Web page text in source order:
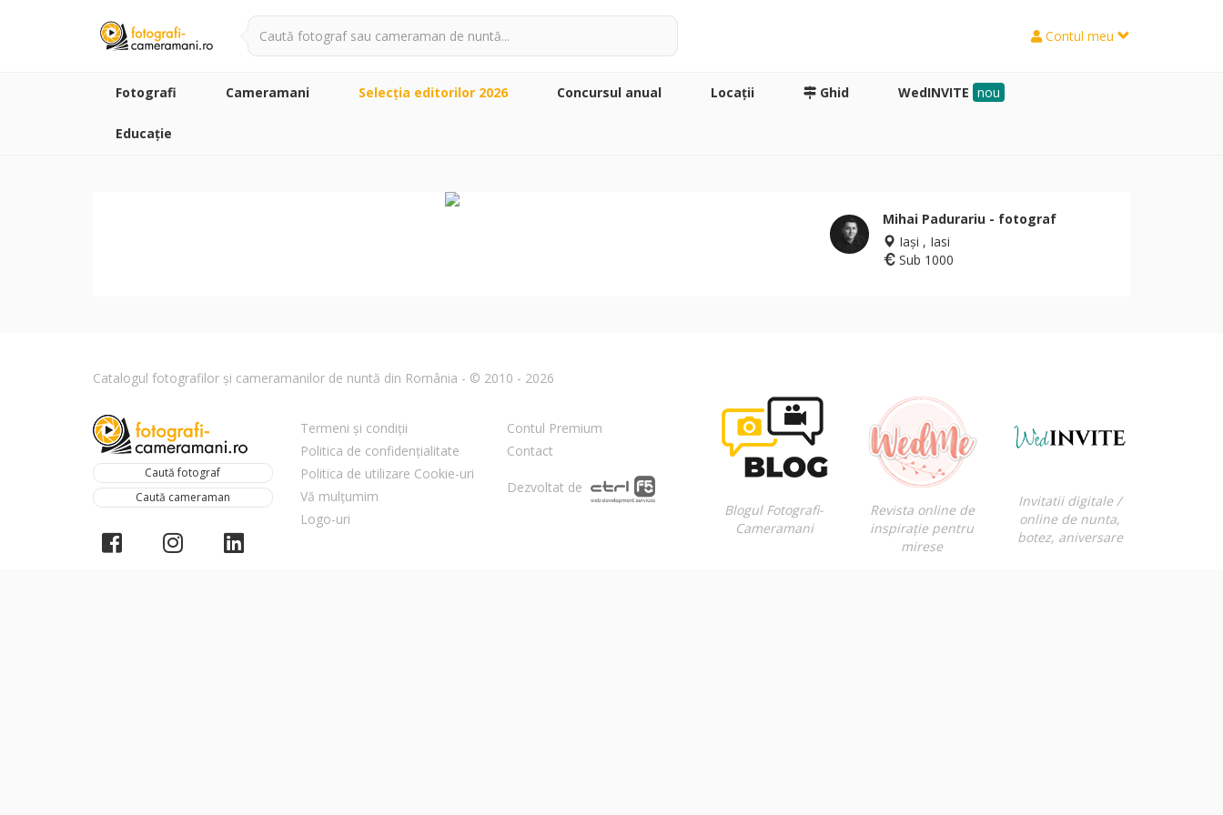
Contul meu
Fotografi Cameramani Selecţia editorilor 2026 Concursul anual Locaţii Ghid WedINVITE nou
Educație
Mihai Padurariu - fotograf
Iași , Iasi
Sub 1000
Catalogul fotografilor și cameramanilor de nuntă din România - © 2010 - 2026
Caută fotograf
Caută cameraman
Termeni și condiții
Politica de confidențialitate
Politica de utilizare Cookie-uri
Vă mulțumim
Logo-uri
Contul Premium
Contact
Dezvoltat de
Blogul Fotografi-
Cameramani
Revista online de
inspirație pentru
mirese
Invitatii digitale /
online de nunta,
botez, aniversare